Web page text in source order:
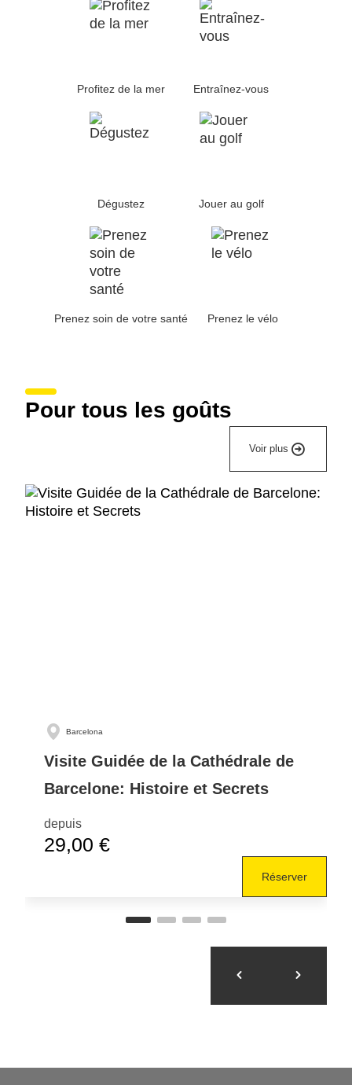
Profitez de la mer Entraînez-vous
Dégustez Jouer au golf
Prenez soin de votre santé Prenez le vélo
Pour tous les goûts
Voir plus
Barcelona
Visite Guidée de la Cathédrale de
Barcelone: Histoire et Secrets
depuis
29,00 €
Réserver